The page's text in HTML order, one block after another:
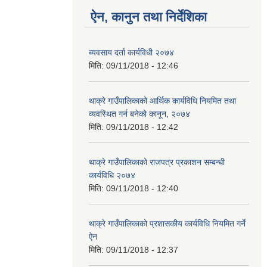
ब्यवसाय दर्ता कार्यविधी २०७४
मिति:09/11/2018 - 12:46
थाक्रे गाउँपालिकाको आर्थिक कार्यविधि नियमित तथा
व्यवस्थित गर्न बनेको कानून, २०७४
मिति:09/11/2018 - 12:42
थाक्रे गाउँपालिकाको राजपत्र प्रकाशन सम्बन्धी
कार्यविधि २०७४
मिति:09/11/2018 - 12:40
थाक्रे गाउँपालिकाको प्रशासकीय कार्यविधि नियमित गर्ने
ऐन
मिति:09/11/2018 - 12:37
Pages